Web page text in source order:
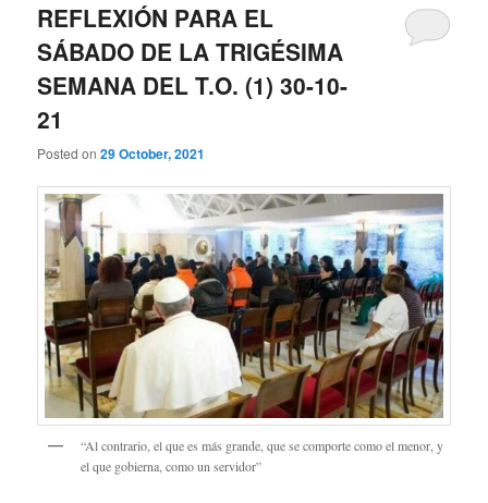
REFLEXIÓN PARA EL
SÁBADO DE LA TRIGÉSIMA
SEMANA DEL T.O. (1) 30-10-
21
Posted on29 October, 2021
“Al contrario, el que es más grande, que se comporte como el menor, y
el que gobierna, como un servidor”